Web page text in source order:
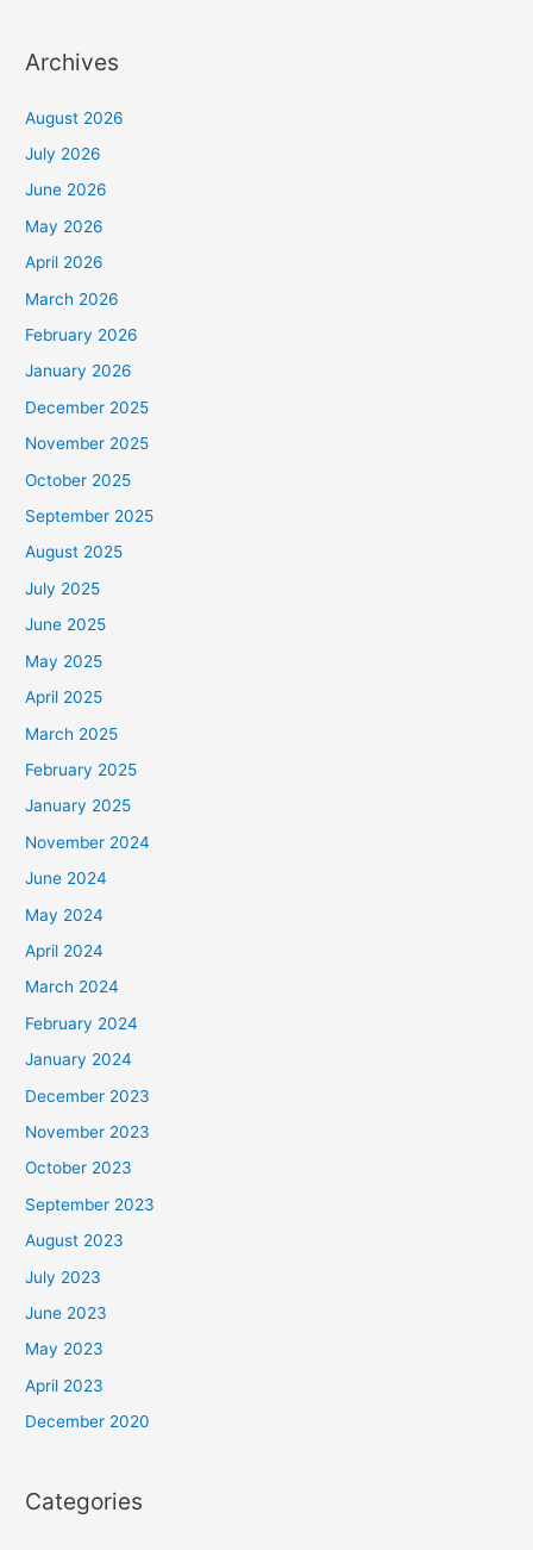
Archives
August 2026
July 2026
June 2026
May 2026
April 2026
March 2026
February 2026
January 2026
December 2025
November 2025
October 2025
September 2025
August 2025
July 2025
June 2025
May 2025
April 2025
March 2025
February 2025
January 2025
November 2024
June 2024
May 2024
April 2024
March 2024
February 2024
January 2024
December 2023
November 2023
October 2023
September 2023
August 2023
July 2023
June 2023
May 2023
April 2023
December 2020
Categories